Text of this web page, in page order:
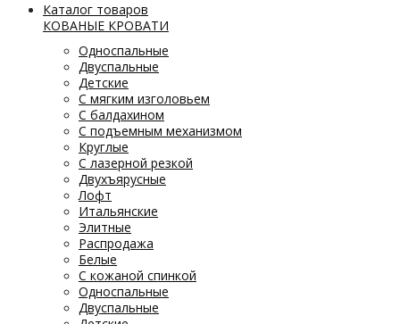
Каталог товаров
КОВАНЫЕ КРОВАТИ
Односпальные
Двуспальные
Детские
С мягким изголовьем
С балдахином
С подъемным механизмом
Круглые
С лазерной резкой
Двухъярусные
Лофт
Итальянские
Элитные
Распродажа
Белые
С кожаной спинкой
Односпальные
Двуспальные